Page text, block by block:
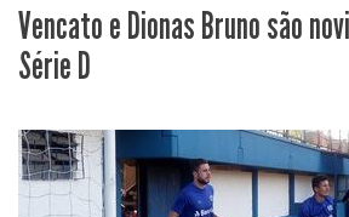
Vencato e Dionas Bruno são
Série D